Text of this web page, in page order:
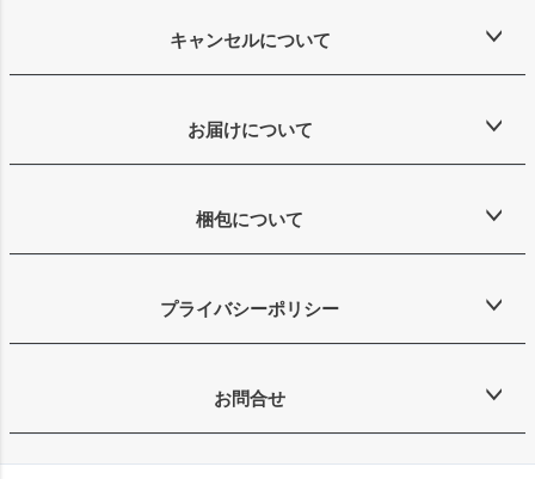
キャンセルについて
お届けについて
梱包について
プライバシーポリシー
お問合せ